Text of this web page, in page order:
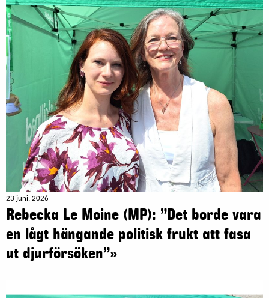
23 juni, 2026
Rebecka Le Moine (MP): ”Det borde vara
en lågt hängande politisk frukt att fasa
ut djurförsöken”»